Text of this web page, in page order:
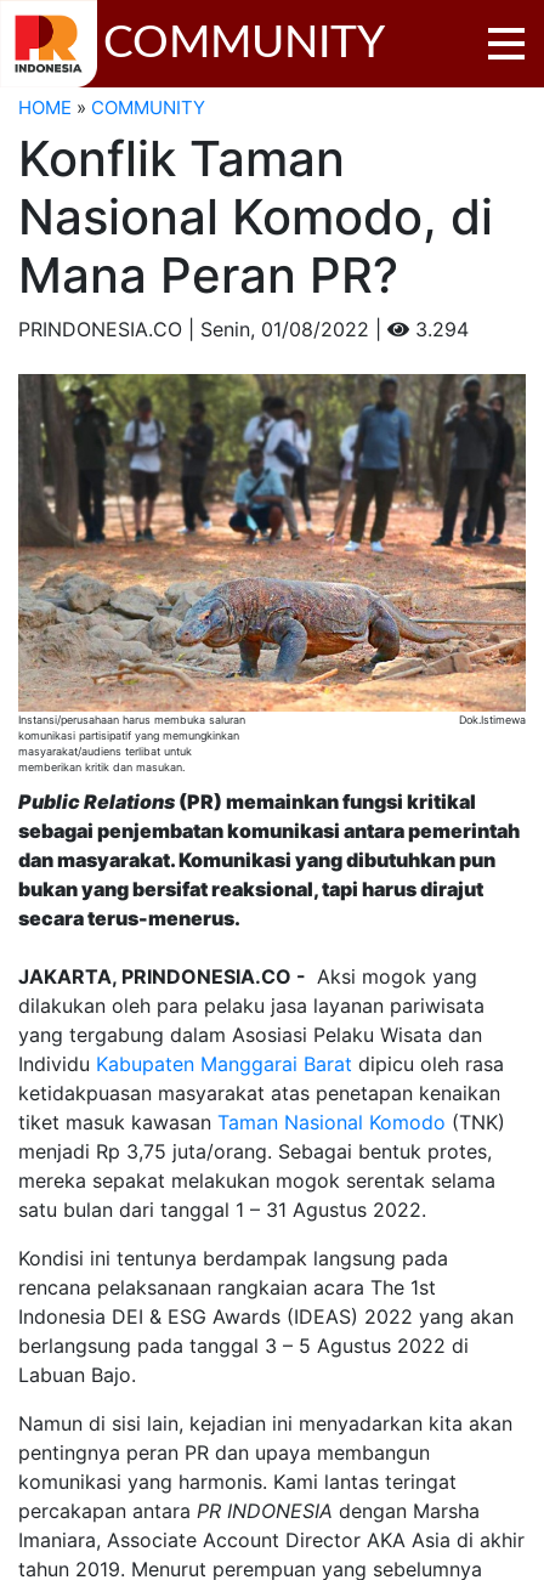
COMMUNITY
HOME » COMMUNITY
Konflik Taman
Nasional Komodo, di
Mana Peran PR?
PRINDONESIA.CO | Senin, 01/08/2022 | 3.294
Instansi/perusahaan harus membuka saluran
komunikasi partisipatif yang memungkinkan
masyarakat/audiens terlibat untuk
memberikan kritik dan masukan.
Dok.Istimewa
Public Relations (PR) memainkan fungsi kritikal
sebagai penjembatan komunikasi antara pemerintah
dan masyarakat. Komunikasi yang dibutuhkan pun
bukan yang bersifat reaksional, tapi harus dirajut
secara terus-menerus.
JAKARTA, PRINDONESIA.CO - Aksi mogok yang
dilakukan oleh para pelaku jasa layanan pariwisata
yang tergabung dalam Asosiasi Pelaku Wisata dan
Individu Kabupaten Manggarai Barat dipicu oleh rasa
ketidakpuasan masyarakat atas penetapan kenaikan
tiket masuk kawasan Taman Nasional Komodo (TNK)
menjadi Rp 3,75 juta/orang. Sebagai bentuk protes,
mereka sepakat melakukan mogok serentak selama
satu bulan dari tanggal 1 – 31 Agustus 2022.
Kondisi ini tentunya berdampak langsung pada
rencana pelaksanaan rangkaian acara The 1st
Indonesia DEI & ESG Awards (IDEAS) 2022 yang akan
berlangsung pada tanggal 3 – 5 Agustus 2022 di
Labuan Bajo.
Namun di sisi lain, kejadian ini menyadarkan kita akan
pentingnya peran PR dan upaya membangun
komunikasi yang harmonis. Kami lantas teringat
percakapan antara PR INDONESIA dengan Marsha
Imaniara, Associate Account Director AKA Asia di akhir
tahun 2019. Menurut perempuan yang sebelumnya